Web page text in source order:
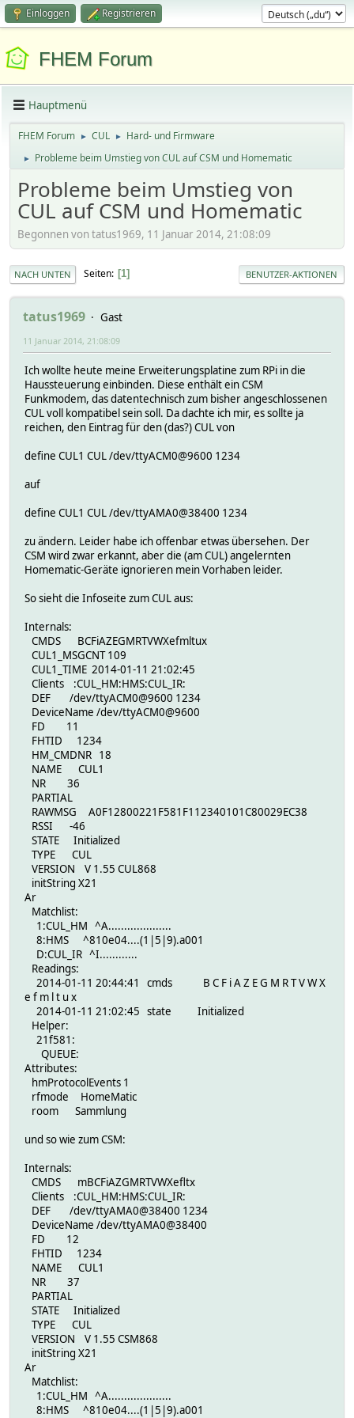
Einloggen Registrieren
FHEM Forum
Hauptmenü
FHEM Forum ► CUL ► Hard- und Firmware
► Probleme beim Umstieg von CUL auf CSM und Homematic
Probleme beim Umstieg von
CUL auf CSM und Homematic
Begonnen von tatus1969, 11 Januar 2014, 21:08:09
NACH UNTEN Seiten 1 BENUTZER-AKTIONEN
tatus1969 Gast
11 Januar 2014, 21:08:09
Ich wollte heute meine Erweiterungsplatine zum RPi in die
Haussteuerung einbinden. Diese enthält ein CSM
Funkmodem, das datentechnisch zum bisher angeschlossenen
CUL voll kompatibel sein soll. Da dachte ich mir, es sollte ja
reichen, den Eintrag für den (das?) CUL von
define CUL1 CUL /dev/ttyACM0@9600 1234
auf
define CUL1 CUL /dev/ttyAMA0@38400 1234
zu ändern. Leider habe ich offenbar etwas übersehen. Der
CSM wird zwar erkannt, aber die (am CUL) angelernten
Homematic-Geräte ignorieren mein Vorhaben leider.
So sieht die Infoseite zum CUL aus:
Internals:
CMDS BCFiAZEGMRTVWXefmltux
CUL1_MSGCNT 109
CUL1_TIME 2014-01-11 21:02:45
Clients :CUL_HM:HMS:CUL_IR:
DEF /dev/ttyACM0@9600 1234
DeviceName /dev/ttyACM0@9600
FD 11
FHTID 1234
HM_CMDNR 18
NAME CUL1
NR 36
PARTIAL
RAWMSG A0F12800221F581F112340101C80029EC38
RSSI -46
STATE Initialized
TYPE CUL
VERSION V 1.55 CUL868
initString X21
Ar
Matchlist:
1:CUL_HM ^A....................
8:HMS ^810e04....(1|5|9).a001
D:CUL_IR ^I............
Readings:
2014-01-11 20:44:41 cmds B C F i A Z E G M R T V W X
e f m l t u x
2014-01-11 21:02:45 state Initialized
Helper:
21f581:
QUEUE:
Attributes:
hmProtocolEvents 1
rfmode HomeMatic
room Sammlung
und so wie zum CSM:
Internals:
CMDS mBCFiAZGMRTVWXefltx
Clients :CUL_HM:HMS:CUL_IR:
DEF /dev/ttyAMA0@38400 1234
DeviceName /dev/ttyAMA0@38400
FD 12
FHTID 1234
NAME CUL1
NR 37
PARTIAL
STATE Initialized
TYPE CUL
VERSION V 1.55 CSM868
initString X21
Ar
Matchlist:
1:CUL_HM ^A....................
8:HMS ^810e04....(1|5|9).a001